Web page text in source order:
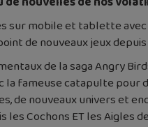
mobile et tablette
de nouveaux jeux depuis
de la saga Angry
la fameuse catapulte
de nouveaux univers et
les Cochons ET les